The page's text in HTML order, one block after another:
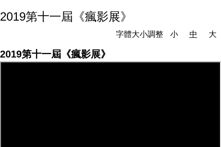
2019第十一屆《瘋影展》
字體大小調整 小 中 大
2019第十一屆《瘋影展》